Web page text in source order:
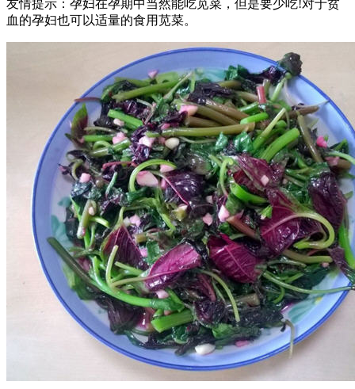
友情提示：孕妇在孕期中当然能吃苋菜，但是要少吃!对于贫
血的孕妇也可以适量的食用苋菜。